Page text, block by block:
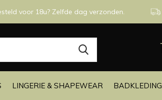
LINGERIE & SHAPEWEAR BADKLEDING
voor 18u? Zelfde dag verzonden.